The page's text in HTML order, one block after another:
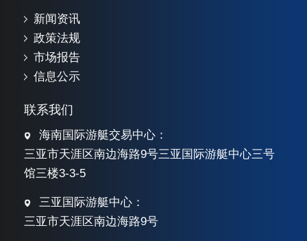
新闻资讯
政策法规
市场报告
信息公示
联系我们
海南国际游艇交易中心：
三亚市天涯区南边海路9号三亚国际游艇中心三号
馆三楼3-3-5
三亚国际游艇中心：
三亚市天涯区南边海路9号